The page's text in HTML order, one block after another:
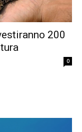
200
0